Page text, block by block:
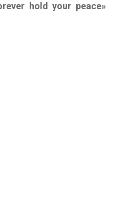
hold your peace»